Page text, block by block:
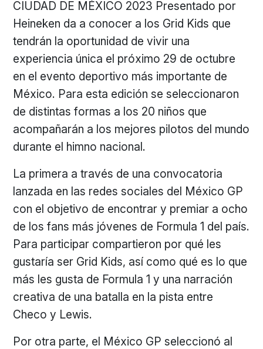
CIUDAD DE MÉXICO 2023 Presentado por
Heineken da a conocer a los Grid Kids que
tendrán la oportunidad de vivir una
experiencia única el próximo 29 de octubre
en el evento deportivo más importante de
México. Para esta edición se seleccionaron
de distintas formas a los 20 niños que
acompañarán a los mejores pilotos del mundo
durante el himno nacional.
La primera a través de una convocatoria
lanzada en las redes sociales del México GP
con el objetivo de encontrar y premiar a ocho
de los fans más jóvenes de Formula 1 del país.
Para participar compartieron por qué les
gustaría ser Grid Kids, así como qué es lo que
más les gusta de Formula 1 y una narración
creativa de una batalla en la pista entre
Checo y Lewis.
Por otra parte, el México GP seleccionó al